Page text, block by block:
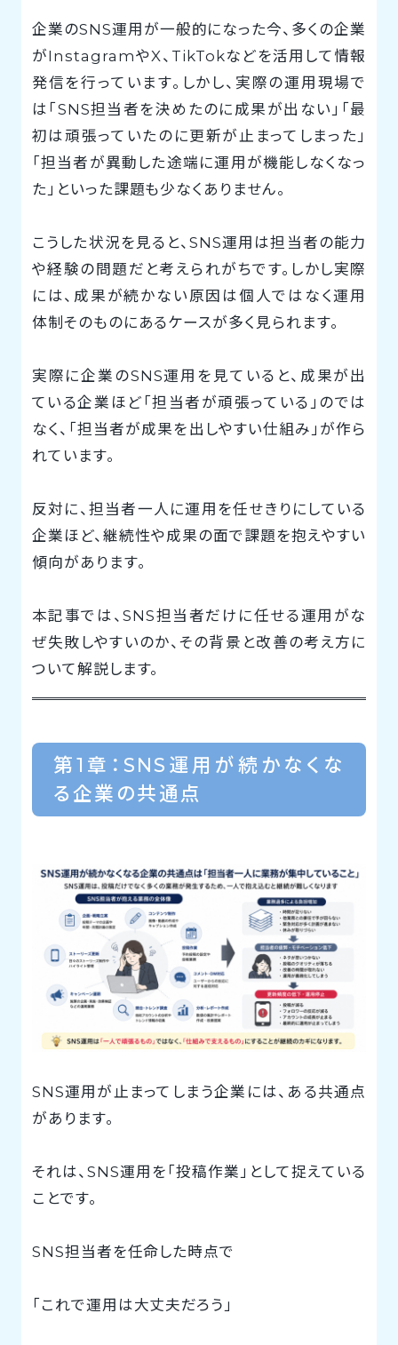
企業のSNS運用が一般的になった今、多くの企業
がInstagramやX、TikTokなどを活用して情報
発信を行っています。しかし、実際の運用現場で
は「SNS担当者を決めたのに成果が出ない」「最
初は頑張っていたのに更新が止まってしまった」
「担当者が異動した途端に運用が機能しなくなっ
た」といった課題も少なくありません。
こうした状況を見ると、SNS運用は担当者の能力
や経験の問題だと考えられがちです。しかし実際
には、成果が続かない原因は個人ではなく運用
体制そのものにあるケースが多く見られます。
実際に企業のSNS運用を見ていると、成果が出
ている企業ほど「担当者が頑張っている」のでは
なく、「担当者が成果を出しやすい仕組み」が作ら
れています。
反対に、担当者一人に運用を任せきりにしている
企業ほど、継続性や成果の面で課題を抱えやすい
傾向があります。
本記事では、SNS担当者だけに任せる運用がな
ぜ失敗しやすいのか、その背景と改善の考え方に
ついて解説します。
第1章：SNS運用が続かなくな
る企業の共通点
SNS運用が止まってしまう企業には、ある共通点
があります。
それは、SNS運用を「投稿作業」として捉えている
ことです。
SNS担当者を任命した時点で
「これで運用は大丈夫だろう」